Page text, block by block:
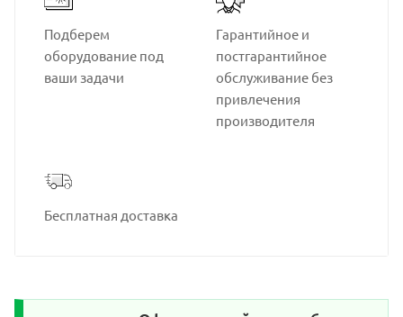
Подберем
оборудование под
ваши задачи
Гарантийное и
постгарантийное
обслуживание без
привлечения
производителя
Бесплатная доставка